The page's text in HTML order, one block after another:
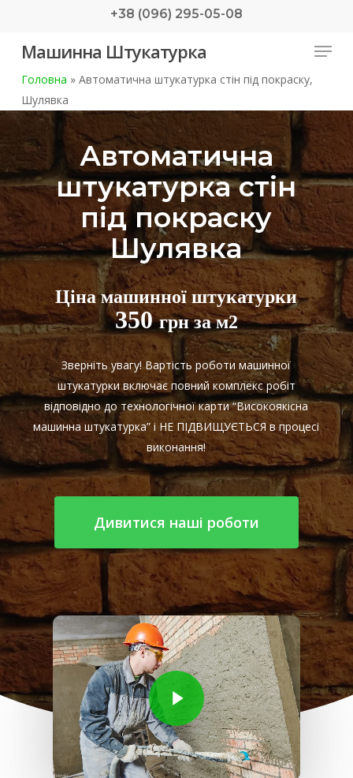
main
+38 (096) 295-05-08
Машинна Штукатурка Menu
Головна »Автоматична штукатурка стін під покраску,
Шулявка
Автоматична
штукатурка стін
під покраску
Шулявка
Ціна машинної штукатурки
350грн за м2
Зверніть увагу! Вартість роботи машинної
штукатурки включає повний комплекс робіт
відповідно до технологічної карти “Високоякісна
машинна штукатурка” і НЕ ПІДВИЩУЄТЬСЯ в процесі
виконання!
Дивитися наші роботи
Play Video
Play Video